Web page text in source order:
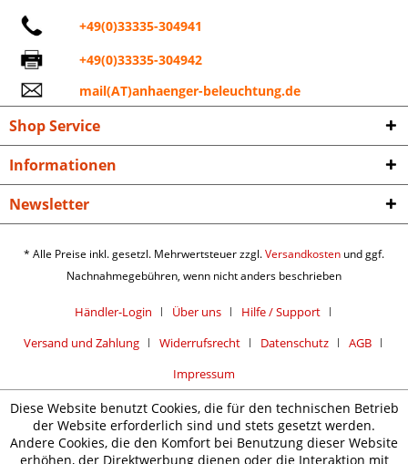
+49(0)33335-304941
+49(0)33335-304942
mail(AT)anhaenger-beleuchtung.de
Shop Service
Informationen
Newsletter
* Alle Preise inkl. gesetzl. Mehrwertsteuer zzgl.Versandkosten und ggf.
Nachnahmegebühren, wenn nicht anders beschrieben
Händler-Login Über uns
Hilfe / Support
Versand und Zahlung
Widerrufsrecht Datenschutz
AGB
Impressum
Diese Website benutzt Cookies, die für den technischen Betrieb
der Website erforderlich sind und stets gesetzt werden.
Andere Cookies, die den Komfort bei Benutzung dieser Website
erhöhen, der Direktwerbung dienen oder die Interaktion mit